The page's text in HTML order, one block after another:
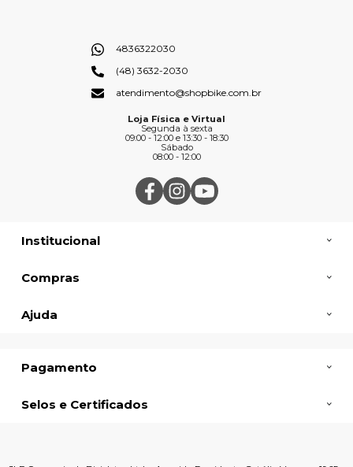
Institucional
Compras
Ajuda
4836322030
(48) 3632-2030
atendimento@shopbike.com.br
Loja Física e Virtual
Segunda à sexta
09:00 - 12:00 e 13:30 - 18:30
Sábado
08:00 - 12:00
Pagamento
Selos e Certificados